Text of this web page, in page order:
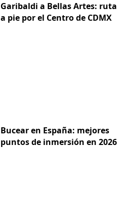
Garibaldi a Bellas Artes: ruta
a pie por el Centro de CDMX
Bucear en España: mejores
puntos de inmersión en 2026